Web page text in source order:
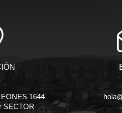
1644
SECTOR